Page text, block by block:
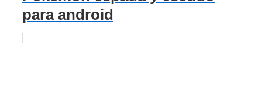
para android